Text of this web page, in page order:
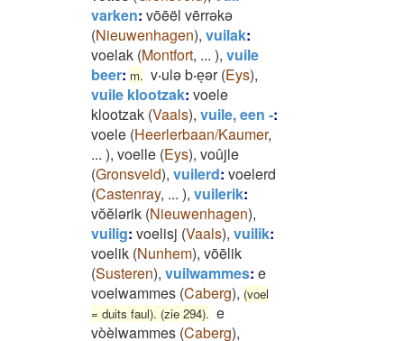
varken: vōēël vērrəkə
(Nieuwenhagen), vuilak:
voelak (Montfort, ... ), vuile
beer: m. v‧ulə b‧eͅər(Eys),
vuile klootzak: voele
klootzak (Vaals), vuile, een -:
voele (Heerlerbaan/Kaumer,
... ), voelle (Eys), voûjle
(Gronsveld), vuilerd: voelerd
(Castenray, ... ), vuilerik:
vŏĕlərik (Nieuwenhagen),
vuilig: voelisj (Vaals), vuilik:
voelik (Nunhem), vōēlik
(Susteren), vuilwammes: e
voelwammes (Caberg), (voel
= duits faul). (zie 294). e
vòèlwammes (Caberg),